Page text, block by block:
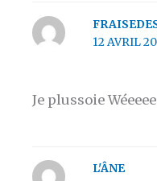
12 AVRIL
Je plussoie
L'ÂNE